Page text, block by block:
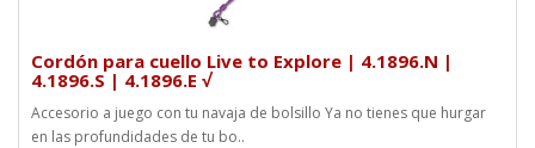
Cordón para cuello Live to Explore | 4.1896.N |
4.1896.S | 4.1896.E √
Accesorio a juego con tu navaja de bolsillo Ya no tienes que hurgar
en las profundidades de tu bo..